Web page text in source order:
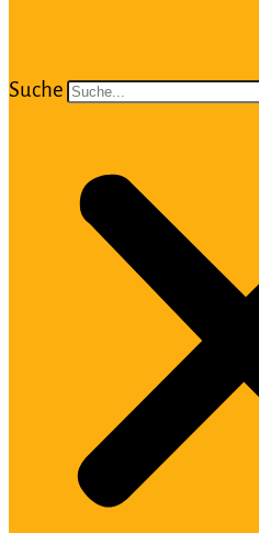
Suche